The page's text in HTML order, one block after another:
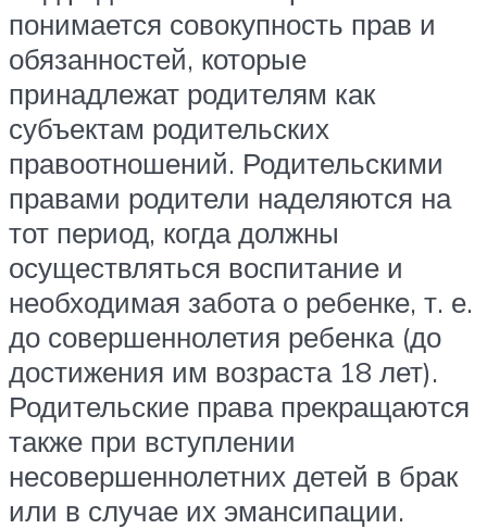
понимается совокупность прав и
обязанностей, которые
принадлежат родителям как
субъектам родительских
правоотношений. Родительскими
правами родители наделяются на
тот период, когда должны
осуществляться воспитание и
необходимая забота о ребенке, т. е.
до совершеннолетия ребенка (до
достижения им возраста 18 лет).
Родительские права прекращаются
также при вступлении
несовершеннолетних детей в брак
или в случае их эмансипации.